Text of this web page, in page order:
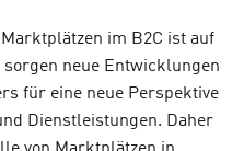
im B2C ist auf
neue Entwicklungen
für eine neue Perspektive
Dienstleistungen. Daher